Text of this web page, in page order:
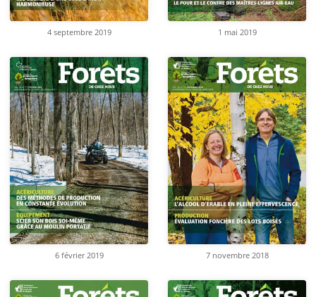
4 septembre 2019 1 mai 2019
6 février 2019 7 novembre 2018